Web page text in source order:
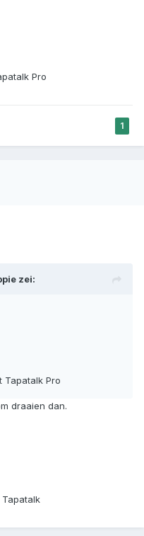
Pro
1
zei:
Tapatalk Pro
draaien dan.